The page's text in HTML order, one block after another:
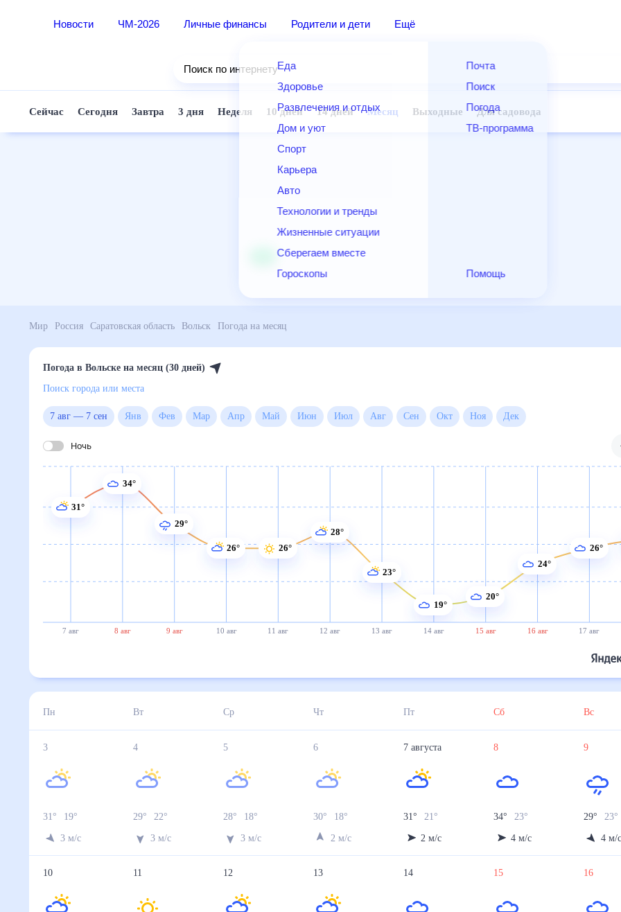
Новости ЧМ-2026 Личные финансы Родители и дети Ещё
Еда
Здоровье
Развлечения и отдых
Дом и уют
Спорт
Карьера
Авто
Технологии и тренды
Жизненные ситуации
Сберегаем вместе
Гороскопы
Почта
Поиск
Погода
ТВ-программа
Помощь
Поиск по интернету
Сейчас Сегодня Завтра 3 дня Неделя 10 дней 14 дней Месяц Выходные Для садовода
Мир Россия Саратовская область Вольск Погода на месяц
Погода в Вольске на месяц (30 дней)
Поиск города или места
7 авг—7 сен Янв Фев Мар Апр Май Июн Июл Авг Сен Окт Ноя
Ночь
7 авг 8 авг 9 авг 10 авг 11 авг 12 авг 13 авг 14 авг 15 авг 16 авг 17 авг
31°
34°
29°
26°
26°
28°
23°
19°
20°
24°
26°
Пн Вт Ср Чт Пт Сб Вс
3
31° 19°
3 м/с
4
29° 22
3 м/с
5
28° 18°
3 м/с
6
30° 18°
2 м/с
7 августа
31° 21°
2 м/с
8
34° 23
4 м/с
9
29° 23
4 м/
10 11 12 13 14 15 16